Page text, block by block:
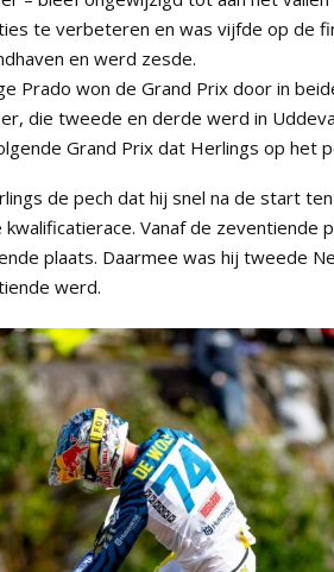
te verbeteren en was vijfde op de
en werd zesde.
Prado won de Grand Prix door in
die tweede en derde werd in
Grand Prix dat Herlings op het
de pech dat hij snel na de start
kwalificatierace. Vanaf de
plaats. Daarmee was hij tweede
werd.